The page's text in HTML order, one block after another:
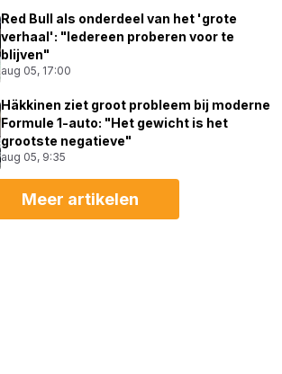
Red Bull als onderdeel van het 'grote
verhaal': "Iedereen proberen voor te
blijven"
aug 05, 17:00
Häkkinen ziet groot probleem bij moderne
Formule 1-auto: "Het gewicht is het
grootste negatieve"
aug 05, 9:35
Meer artikelen